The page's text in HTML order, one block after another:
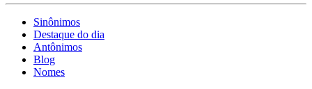
Sinônimos
Destaque do dia
Antônimos
Blog
Nomes